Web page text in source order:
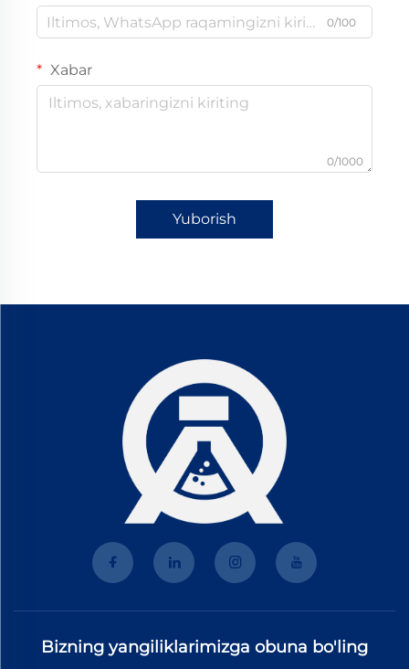
0/100
Xabar
0/1000
Yuborish
Bizning yangiliklarimizga obuna bo'ling